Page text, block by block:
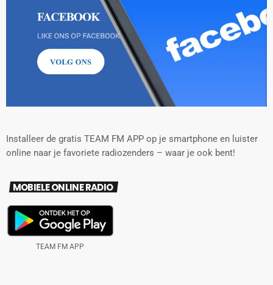
Installeer de gratis TEAM FM APP op je smartphone en luister
online naar je favoriete radiozenders – waar je ook bent!
MOBIELE ONLINE RADIO
TEAM FM APP